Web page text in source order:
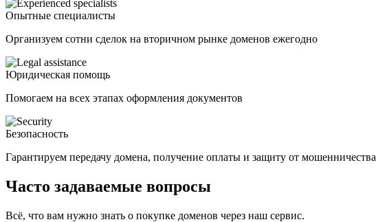
Опытные специалисты
Организуем сотни сделок на вторичном рынке доменов ежегодно
Юридическая помощь
Помогаем на всех этапах оформления документов
Безопасность
Гарантируем передачу домена, получение оплаты и защиту от мошенничества
Часто задаваемые вопросы
Всё, что вам нужно знать о покупке доменов через наш сервис.